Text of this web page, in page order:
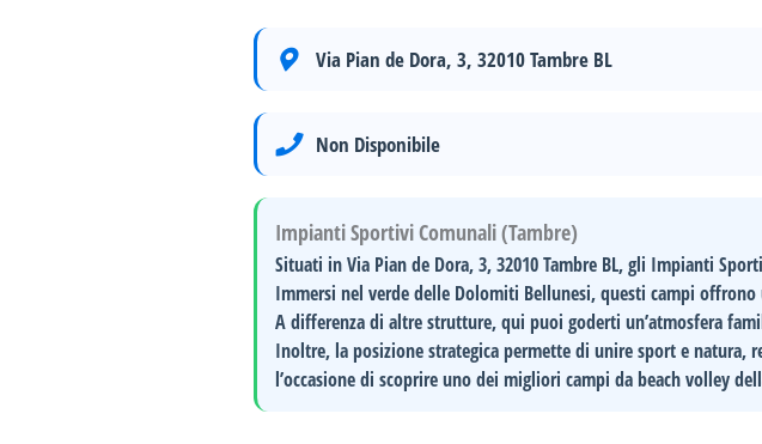
Via Pian de Dora, 3, 32010 Tambre BL
Non Disponibile
Impianti Sportivi Comunali (Tambre)
Situati inVia Pian de Dora, 3, 32010 Tambre BL, gli Impianti
Immersi nel verde delle Dolomiti Bellunesi, questi campi
A differenza di altre strutture, qui puoi goderti un’atmosfera
Inoltre, la posizione strategica permette di unire sport e natura,
l’occasione di scoprire uno dei migliori campi da beach volley